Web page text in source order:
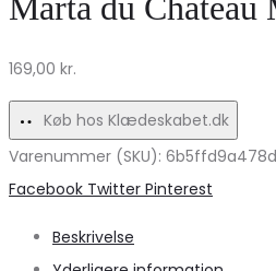
1
–
Celeste0998
til
kvinder
kvinder
Marta
du
Château
Marta du
169,00 kr.
Køb hos Klædeskabet.dk
Varenummer (SKU): 6b5ffd9a478d
Share
Facebook Twitter Pinterest
Beskrivelse